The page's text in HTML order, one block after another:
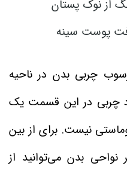
از نوک پستان
پوست سینه
چربی بدن در ناحیه
چربی در این قسمت یک
نیست. برای از بین
نواحی بدن می‌توانید از